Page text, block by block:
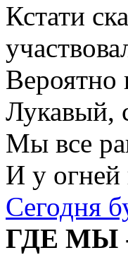
Кстати
Вероятно
Лукавый,
Мы все
И у огней
Сегодня
ГДЕ МЫ